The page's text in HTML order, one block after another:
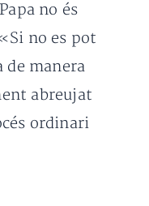
no és
no es pot
manera
abreujat
ordinari